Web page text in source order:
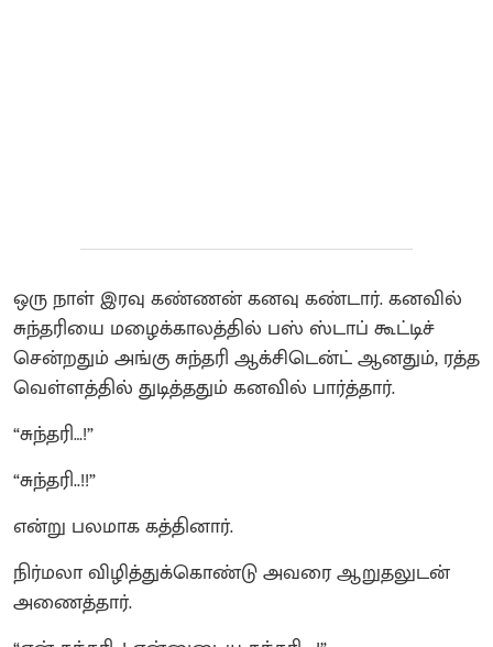
ஒரு நாள் இரவு கண்ணன் கனவு கண்டார். கனவில்
சுந்தரியை மழைக்காலத்தில் பஸ் ஸ்டாப் கூட்டிச்
சென்றதும் அங்கு சுந்தரி ஆக்சிடென்ட் ஆனதும், ரத்த
வெள்ளத்தில் துடித்ததும் கனவில் பார்த்தார்.
“சுந்தரி…!”
“சுந்தரி..!!”
என்று பலமாக கத்தினார்.
நிர்மலா விழித்துக்கொண்டு அவரை ஆறுதலுடன்
அணைத்தார்.